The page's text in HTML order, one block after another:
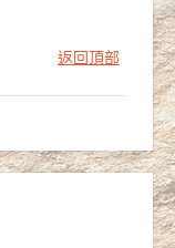
返回頂部